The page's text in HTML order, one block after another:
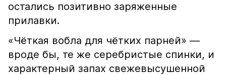
остались позитивно заряженные
прилавки.
«Чёткая вобла для чётких парней» —
вроде бы, те же серебристые спинки, и
характерный запах свежевысушенной